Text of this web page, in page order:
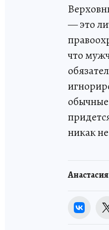
— это
что
никак